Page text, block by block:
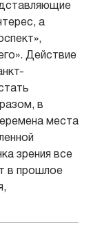
а
Действие
в
места
зрения все
в прошлое